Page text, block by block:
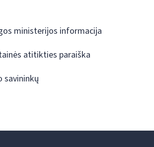
ministerijos informacija
atitikties paraiška
savininkų